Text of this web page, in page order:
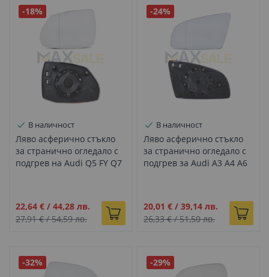
-18%
В наличност
Ляво асферично стъкло
за странично огледало с
подгрев на Audi Q5 FY Q7
Промо
цена
22,64 € / 44,28 лв.
27,91 €/54,59 лв.
-24%
В наличност
Ляво асферично стъкло
за странично огледало с
подгрев за Audi A3 A4 A6
Промо
цена
20,01 € /39,14 лв.
26,33 €/51,50 лв.
-32% -29%